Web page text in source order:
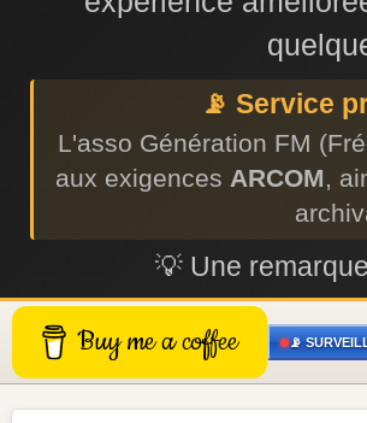
📡 Service
L'asso Génération FM
aux exigences ARCOM,
💡 Une
Buy me a coffee 📡
🔇 Blanc antenne